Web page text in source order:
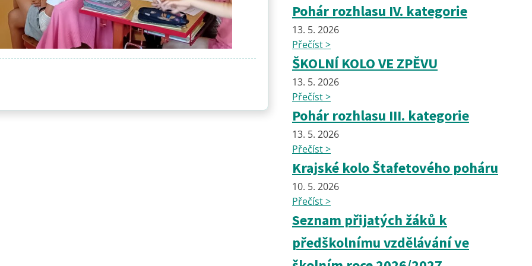
Pohár rozhlasu IV. kategorie
13. 5. 2026
Přečíst >
ŠKOLNÍ KOLO VE ZPĚVU
13. 5. 2026
Přečíst >
Pohár rozhlasu III. kategorie
13. 5. 2026
Přečíst >
Krajské kolo Štafetového poháru
10. 5. 2026
Přečíst >
Seznam přijatých žáků k
předškolnímu vzdělávání ve